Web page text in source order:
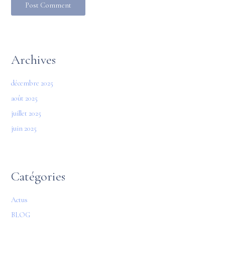
Archives
décembre 2025
août 2025
juillet 2025
juin 2025
Catégories
Actus
BLOG